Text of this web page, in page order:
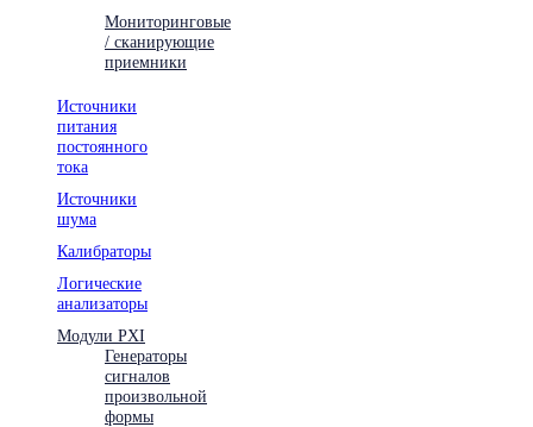
Мониторинговые
/ сканирующие
приемники
Источники
питания
постоянного
тока
Источники
шума
Калибраторы
Логические
анализаторы
Модули PXI
Генераторы
сигналов
произвольной
формы